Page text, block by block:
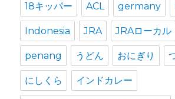
18キッパー ACL germany
Indonesia JRA JRAローカル
penang うどん おにぎり
にしくら インドカレー